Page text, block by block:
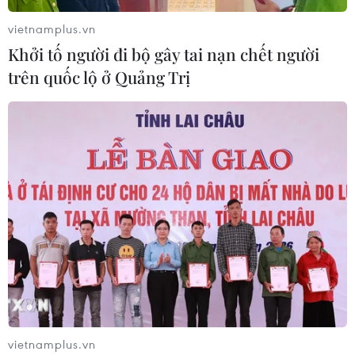
trong ngày đàm phán đầu tiên
05/08/2026 15:01
Xung đột tại Trung Đông: Tàu hàng
Ấn Độ bị đánh chìm trên Biển Đỏ
05/08/2026 04:40
Israel phát triển xét nghiệm máu đơn
giản giúp phát hiện sớm ung thư
phổi
05/08/2026 03:42
vietnamplus.vn
Khởi tố người đi bộ gây tai nạn chết người
trên quốc lộ ở Quảng Trị
vietnamplus.vn